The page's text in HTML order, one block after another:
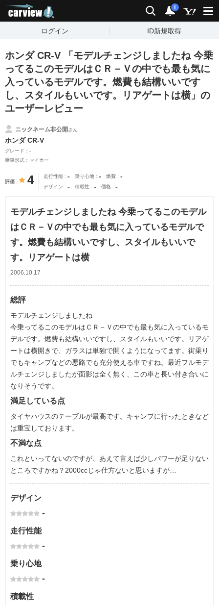
検索 通知
i
ログイン ID新規取得
ホンダ CR-V 「モデルチェンジしましたね 今乗
ってるこのモデルはＣＲ－Ｖの中でも最も気に
入っているモデルです。燃費も結構いいです
し、スタイルもいいです。リアゲートは横」の
ユーザーレビュー
ニックネーム非公開さん
ホンダ CR-V
グレード：-
乗車形式：マイカー
評価 4 走行性能 - 乗り心地 - 燃費 -
デザイン - 積載性 - 価格 -
モデルチェンジしましたね 今乗ってるこのモデル
はＣＲ－Ｖの中でも最も気に入っているモデルで
す。燃費も結構いいですし、スタイルもいいで
す。リアゲートは横
2006.10.17
総評
モデルチェンジしましたね
今乗ってるこのモデルはＣＲ－Ｖの中でも最も気に入っているモ
デルです。燃費も結構いいですし、スタイルもいいです。リアゲ
ートは横開きで、ガラスは単独で開くようになってます。街乗り
でもキャンプなどの悪路でも充分使える車ですね。最近フルモデ
ルチェンジしましたが面影は全く無く、この車と長い付き合いに
なりそうです。
満足している点
タイヤハウスのテーブルが最高です。キャンプに行ったときなど
は重宝しております。
不満な点
これといってないのですが、あえて言えば少しパワーが足りない
ところですかね？2000ccじゃ仕方ないと思いますが…
デザイン
-
走行性能
-
乗り心地
-
積載性